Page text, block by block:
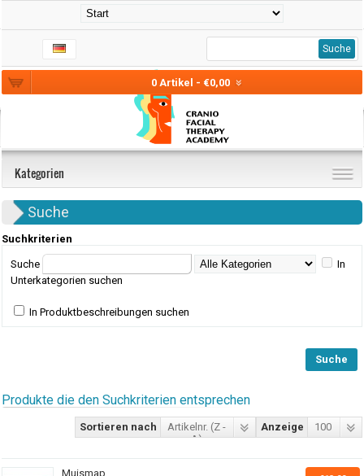
0 Artikel - €0,00
Suche
Kategorien
Suche
Suchkriterien
Suche
In
Unterkategorien suchen
In Produktbeschreibungen suchen
Produkte die den Suchkriterien entsprechen
Anzeige 100
Sortieren nach
Artikelnr. (Z -
A)
Muismap